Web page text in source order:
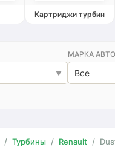
Картриджи турбин
МАРКА АВТО
Все
Турбины Renault